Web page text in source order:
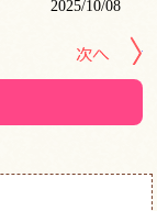
2025/10/08